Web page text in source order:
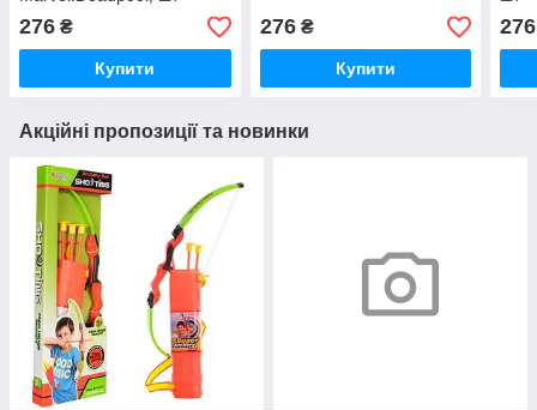
276 ₴
Купити
276₴
Купити
276
Акційні пропозиції та новинки